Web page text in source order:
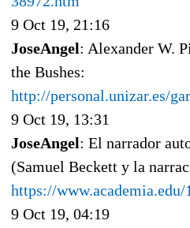
9 Oct 19, 21:16
JoseAngel: Alexander W.
the Bushes:
http://personal.unizar.es/
9 Oct 19, 13:31
JoseAngel: El narrador
(Samuel Beckett y la
https://www.academia.edu/
9 Oct 19, 04:19